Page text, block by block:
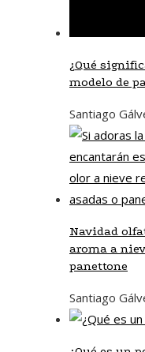
¿Qué
modelo de
Santiago
Navidad
aroma a
panettone
Santiago